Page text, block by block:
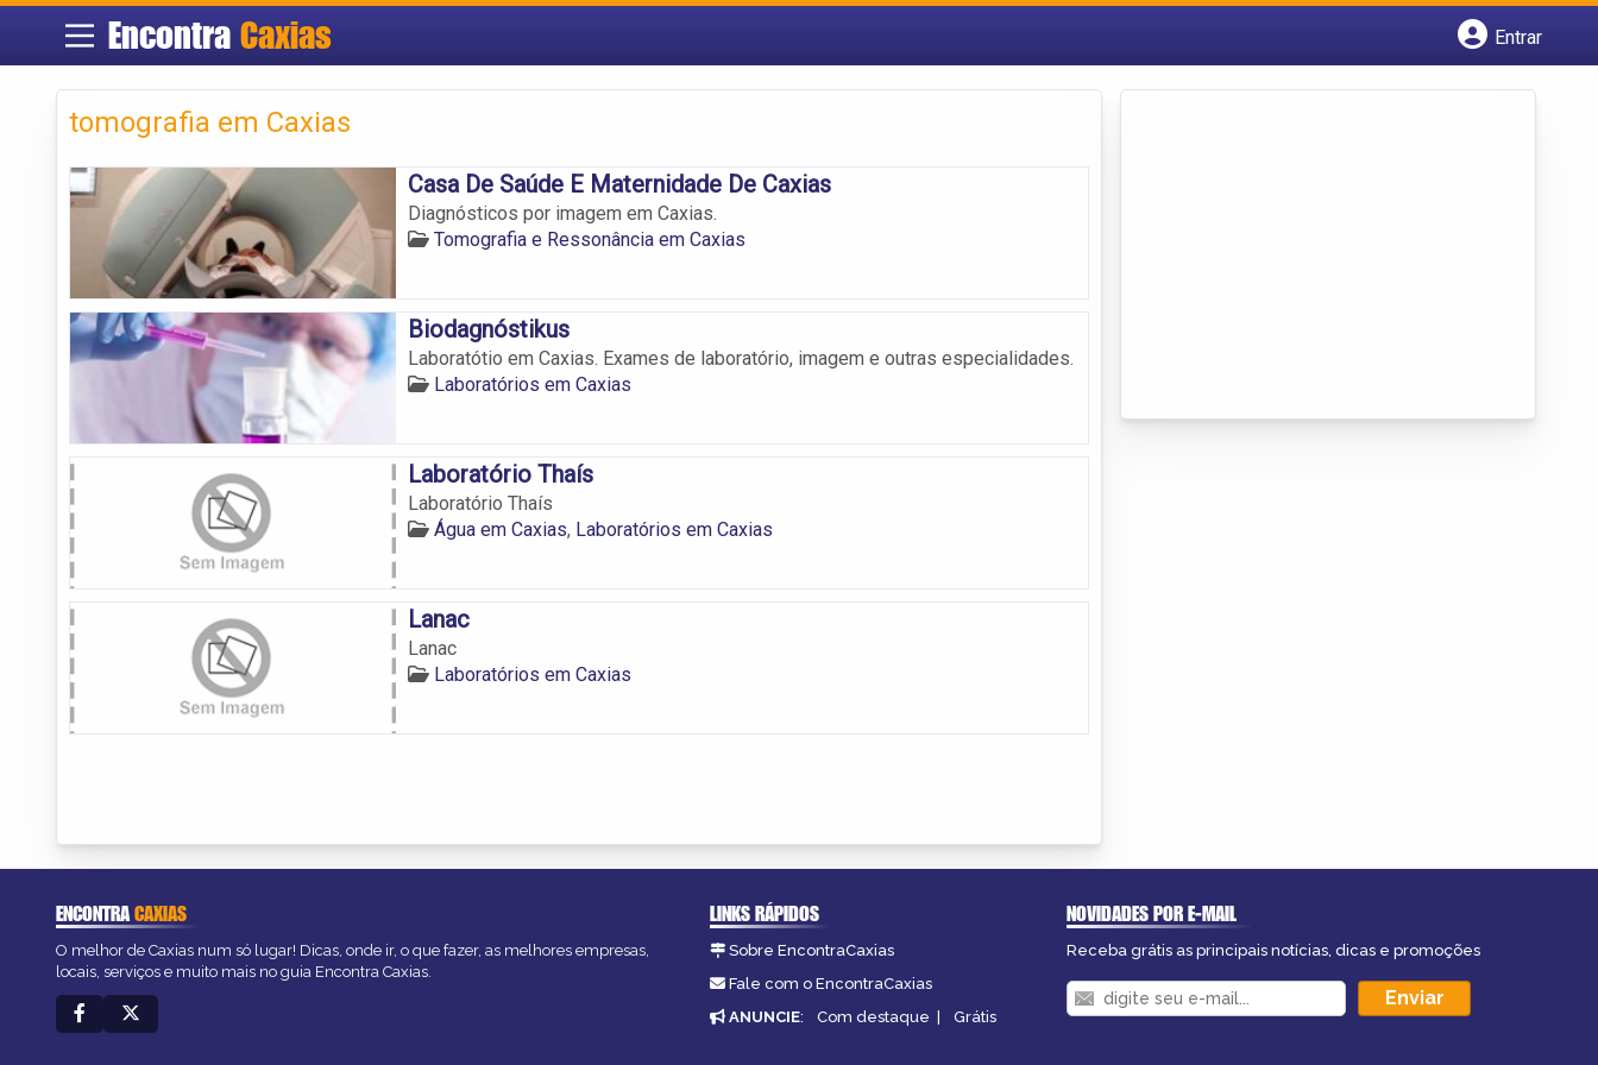
Encontra Caxias
Entrar
tomografia em Caxias
Casa De Saúde E Maternidade De Caxias
Diagnósticos por imagem em Caxias.
Tomografia e Ressonância em Caxias
Biodagnóstikus
Laboratótio em Caxias. Exames de laboratório, imagem e outras especialidades.
Laboratórios em Caxias
Laboratório Thaís
Laboratório Thaís
Água em Caxias, Laboratórios em Caxias
Lanac
Lanac
Laboratórios em Caxias
ENCONTRACAXIAS
O melhor de Caxias num só lugar! Dicas, onde ir, o que fazer, as melhores empresas,
locais, serviços e muito mais no guia Encontra Caxias.
LINKS RÁPIDOS
Sobre EncontraCaxias
Fale com o EncontraCaxias
ANUNCIE: Com destaque | Grátis
NOVIDADES POR E-MAIL
Receba grátis as principais notícias, dicas e promoções